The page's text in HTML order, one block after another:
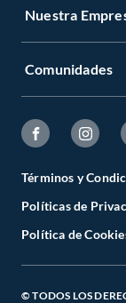
Nuestra
Comunidades
Términos y
Políticas de
Política de
© TODOS LOS